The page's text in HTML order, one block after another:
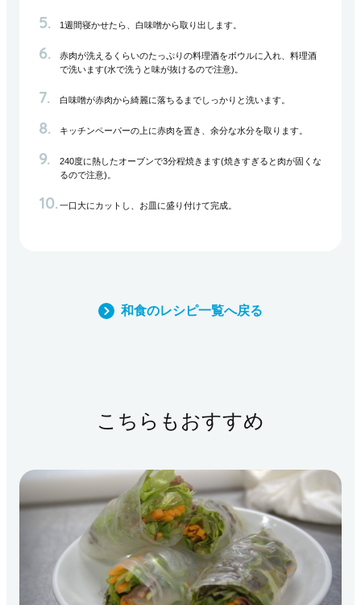
1週間寝かせたら、白味噌から取り出します。
赤肉が洗えるくらいのたっぷりの料理酒をボウルに入れ、料理酒
で洗います(水で洗うと味が抜けるので注意)。
白味噌が赤肉から綺麗に落ちるまでしっかりと洗います。
キッチンペーパーの上に赤肉を置き、余分な水分を取ります。
240度に熱したオーブンで3分程焼きます(焼きすぎると肉が固くな
るので注意)。
一口大にカットし、お皿に盛り付けて完成。
和食のレシピ一覧へ戻る
こちらもおすすめ